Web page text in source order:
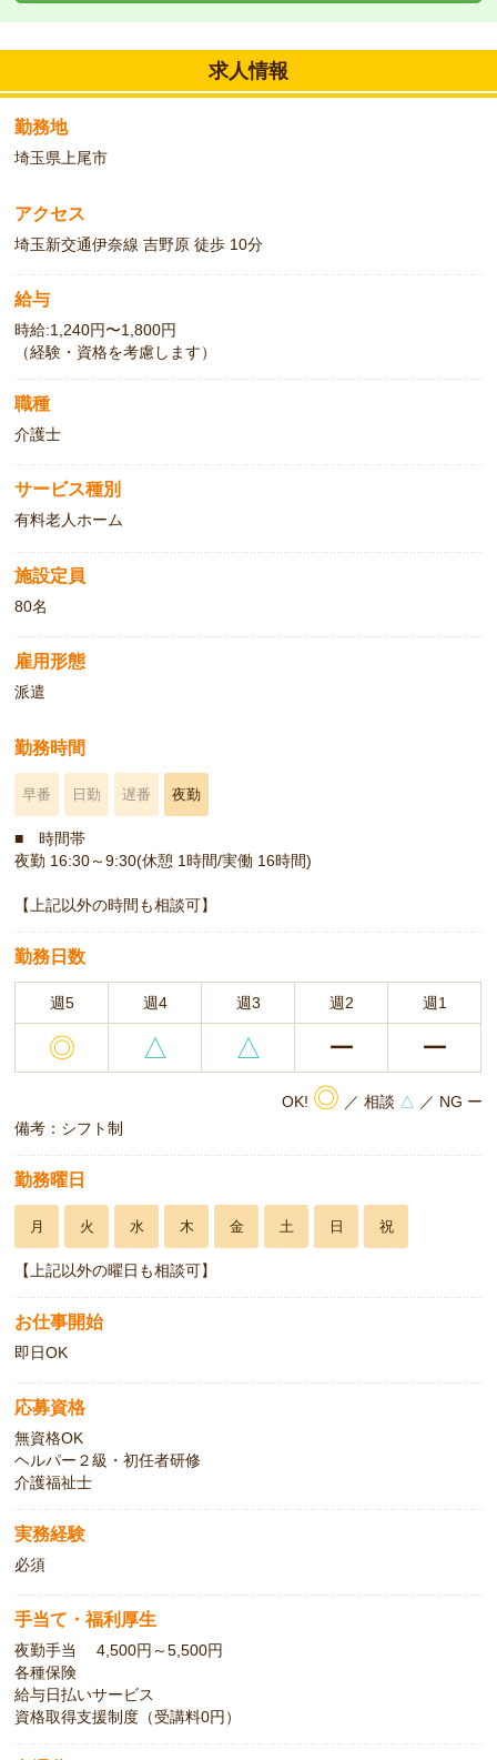
求人情報
勤務地
埼玉県上尾市
アクセス
埼玉新交通伊奈線 吉野原 徒歩 10分
給与
時給:1,240円〜1,800円
（経験・資格を考慮します）
職種
介護士
サービス種別
有料老人ホーム
施設定員
80名
雇用形態
派遣
勤務時間
早番 日勤 遅番 夜勤
■ 時間帯
夜勤 16:30～9:30(休憩 1時間/実働 16時間)
【上記以外の時間も相談可】
勤務日数
週5 週4 週3 週2 週1
◎ △ △ ー ー
OK! ◎ ／ 相談 △ ／ NG ー
備考：シフト制
勤務曜日
月 火 水 木 金 土 日 祝
【上記以外の曜日も相談可】
お仕事開始
即日OK
応募資格
無資格OK
ヘルパー２級・初任者研修
介護福祉士
実務経験
必須
手当て・福利厚生
夜勤手当 4,500円～5,500円
各種保険
給与日払いサービス
資格取得支援制度（受講料0円）